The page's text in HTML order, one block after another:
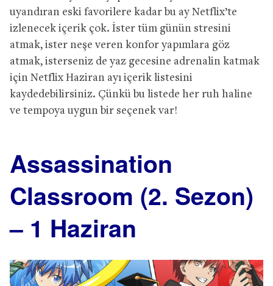
uyandıran eski favorilere kadar bu ay Netflix’te
izlenecek içerik çok. İster tüm günün stresini
atmak, ister neşe veren konfor yapımlara göz
atmak, isterseniz de yaz gecesine adrenalin katmak
için Netflix Haziran ayı içerik listesini
kaydedebilirsiniz. Çünkü bu listede her ruh haline
ve tempoya uygun bir seçenek var!
Assassination
Classroom (2. Sezon)
– 1 Haziran